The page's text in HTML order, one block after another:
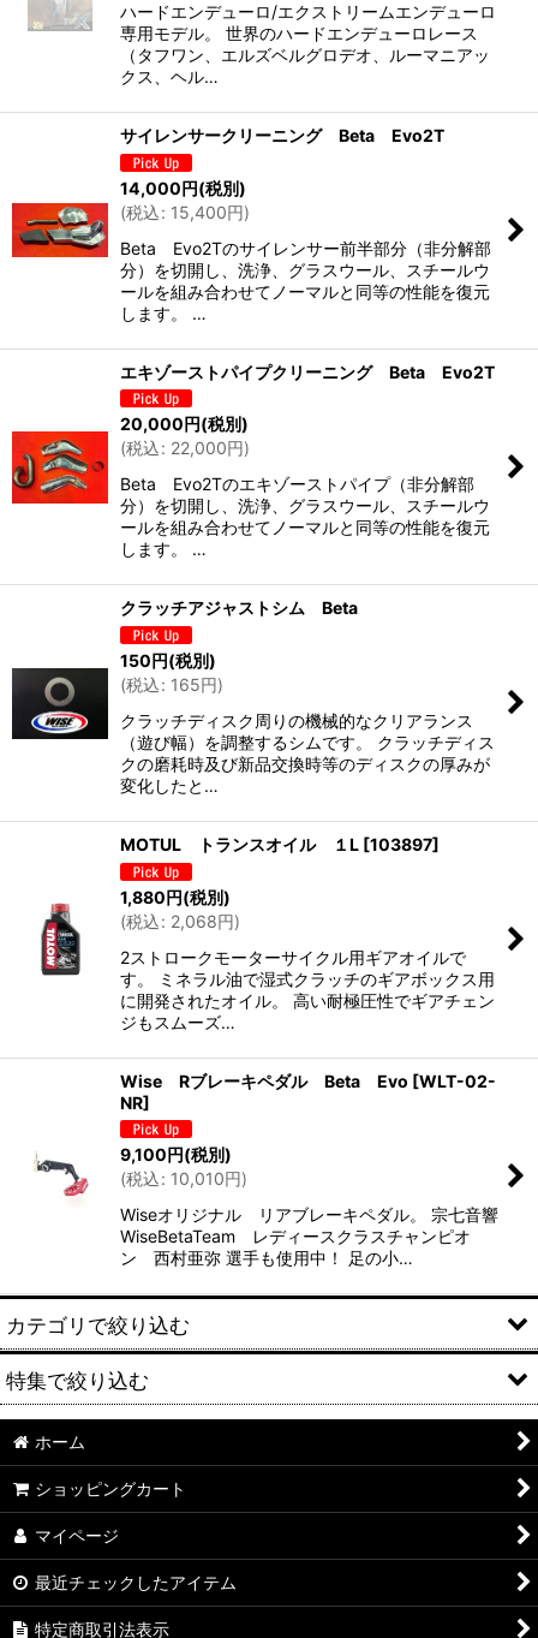
ハードエンデューロ/エクストリームエンデューロ
専用モデル。 世界のハードエンデューロレース
（タフワン、エルズベルグロデオ、ルーマニアッ
クス、ヘル…
サイレンサークリーニング Beta Evo2T
14,000円(税別)
(税込: 15,400円)
Beta Evo2Tのサイレンサー前半部分（非分解部
分）を切開し、洗浄、グラスウール、スチールウ
ールを組み合わせてノーマルと同等の性能を復元
します。 …
エキゾーストパイプクリーニング Beta Evo2T
20,000 円(税別)
(税込: 22,000円)
Beta Evo2Tのエキゾーストパイプ（非分解部
分）を切開し、洗浄、グラスウール、スチールウ
ールを組み合わせてノーマルと同等の性能を復元
します。 …
クラッチアジャストシム Beta
150円(税別)
(税込: 165円)
クラッチディスク周りの機械的なクリアランス
（遊び幅）を調整するシムです。 クラッチディス
クの磨耗時及び新品交換時等のディスクの厚みが
変化したと…
MOTUL トランスオイル １L [103897]
1,880円(税別)
(税込: 2,068円)
2ストロークモーターサイクル用ギアオイルで
す。 ミネラル油で湿式クラッチのギアボックス用
に開発されたオイル。 高い耐極圧性でギアチェン
ジもスムーズ…
Wise Rブレーキペダル Beta Evo [WLT-02-
NR]
9,100 円(税別)
(税込: 10,010円)
Wiseオリジナル リアブレーキペダル。 宗七音響
WiseBetaTeam レディースクラスチャンピオ
ン 西村亜弥 選手も使用中！ 足の小…
カテゴリで絞り込む
Beta新車
Beta純正オプション
Betaグッズ/アパレル
ウェア、グローブ
ヘルメット
特集で絞り込む
GALFER
BRAKTEC
AJP
Costa Special Parts
ホーム
ショッピングカート
マイページ
最近チェックしたアイテム
特定商取引法表示